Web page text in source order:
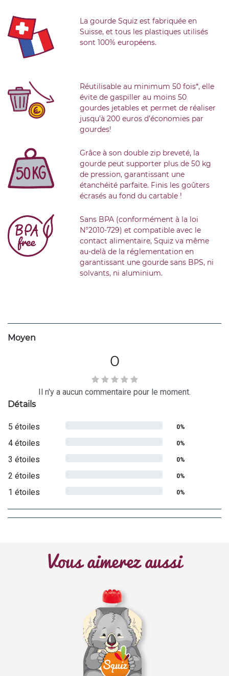
La gourde Squiz est fabriquée en
Suisse, et tous les plastiques utilisés
sont 100% européens.
Réutilisable au minimum 50 fois*, elle
évite de gaspiller au moins 50
gourdes jetables et permet de réaliser
jusqu’à 200 euros d’économies par
gourdes!
Grâce à son double zip breveté, la
gourde peut supporter plus de 50 kg
de pression, garantissant une
étanchéité parfaite. Finis les goûters
écrasés au fond du cartable !
Sans BPA (conformément à la loi
N°2010-729) et compatible avec le
contact alimentaire, Squiz va même
au-delà de la réglementation en
garantissant une gourde sans BPS, ni
solvants, ni aluminium.
Moyen
0
Il n'y a aucun commentaire pour le moment.
Détails
5 étoiles 0%
4 étoiles 0%
3 étoiles 0%
2 étoiles 0%
1 étoiles 0%
Vous aimerez aussi